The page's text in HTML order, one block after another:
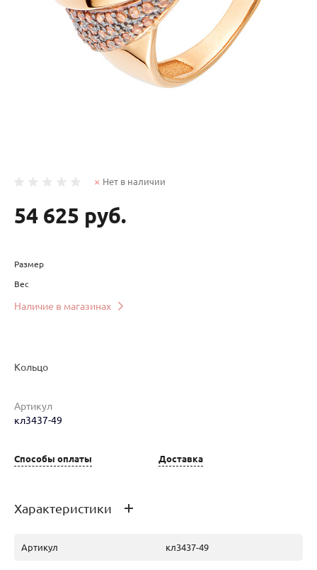
Нет в наличии
54 625 руб.
Размер
Вес
Наличие в магазинах
Наименование товара
Кольцо
Артикул
кл3437-49
Способы оплаты Доставка
Характеристики
Артикул кл3437-49